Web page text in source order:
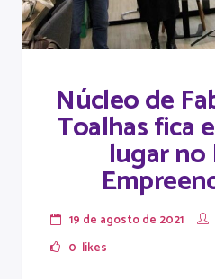
Núcleo de
Toalhas fica
lugar no
19 de agosto de 2021
0 likes